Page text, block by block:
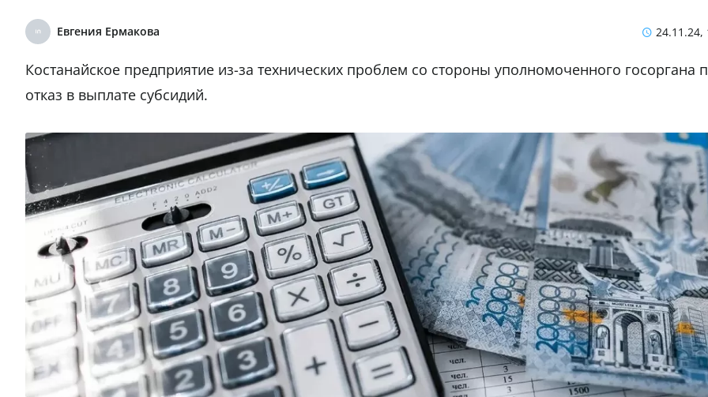
Евгения Ермакова 24.11.24,
Костанайское предприятие из-за технических проблем со стороны уполномоченного госоргана
отказ в выплате субсидий.